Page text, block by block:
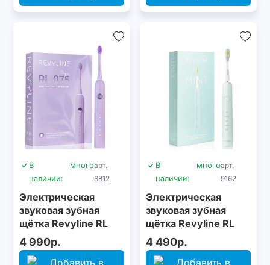
В
наличии:
многоарт.
8812
Электрическая
звуковая зубная
щётка Revyline RL
075 Lilac
4 990р.
В
наличии:
многоарт.
9162
Электрическая
звуковая зубная
щётка Revyline RL
044 Mint
4 490р.